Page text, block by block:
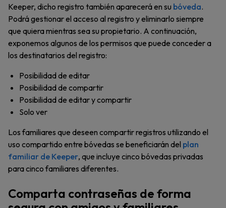
Keeper, dicho registro también aparecerá en su bóveda.
Podrá gestionar el acceso al registro y eliminarlo siempre
que quiera mientras sea su propietario. A continuación,
exponemos algunos de los permisos que puede conceder a
los destinatarios del registro:
Posibilidad de editar
Posibilidad de compartir
Posibilidad de editar y compartir
Solo ver
Los familiares que deseen compartir registros utilizando el
uso compartido entre bóvedas se beneficiarán del plan
familiar de Keeper, que incluye cinco bóvedas privadas
para cinco familiares diferentes.
Comparta contraseñas de forma